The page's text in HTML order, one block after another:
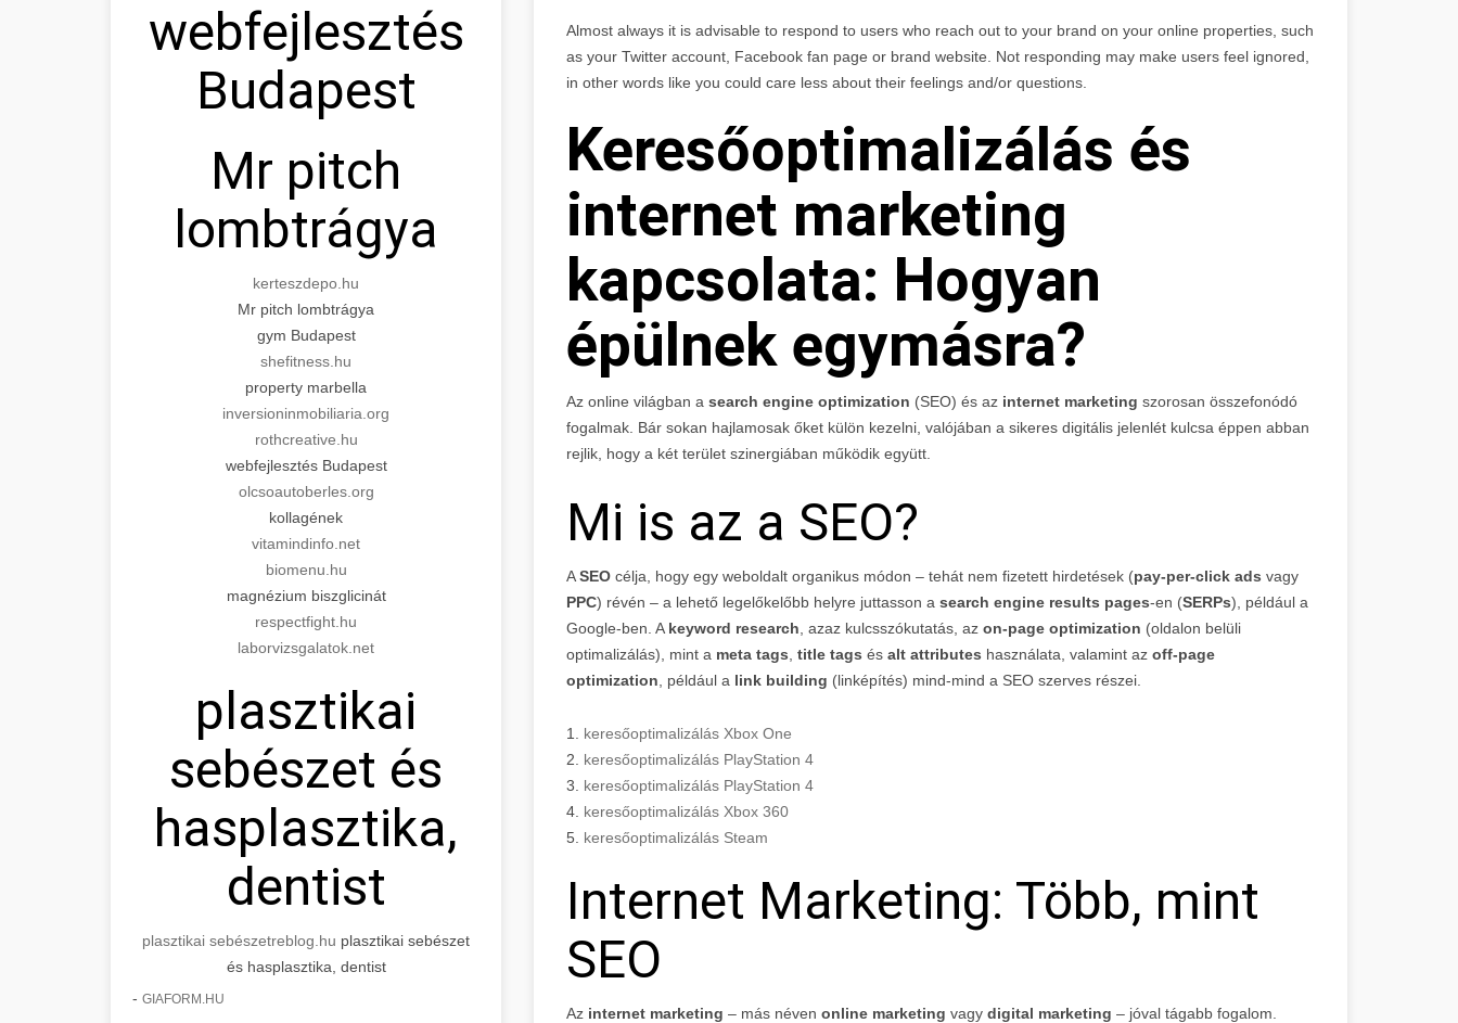
webfejlesztés
Budapest
Mr pitch
lombtrágya
kerteszdepo.hu
Mr pitch lombtrágya
gym Budapest
shefitness.hu
property marbella
inversioninmobiliaria.org
rothcreative.hu
webfejlesztés Budapest
olcsoautoberles.org
kollagének
vitamindinfo.net
biomenu.hu
magnézium biszglicinát
respectfight.hu
laborvizsgalatok.net
plasztikai
sebészet és
hasplasztika,
dentist
plasztikai sebészetreblog.hu plasztikai sebészet
és hasplasztika, dentist
- GIAFORM.HU
Almost always it is advisable to respond to users who reach out to your brand on your online properties, such
as your Twitter account, Facebook fan page or brand website. Not responding may make users feel ignored,
in other words like you could care less about their feelings and/or questions.
Keresőoptimalizálás és
internet marketing
kapcsolata: Hogyan
épülnek egymásra?
Az online világban a search engine optimization (SEO) és az internet marketing szorosan összefonódó
fogalmak. Bár sokan hajlamosak őket külön kezelni, valójában a sikeres digitális jelenlét kulcsa éppen abban
rejlik, hogy a két terület szinergiában működik együtt.
Mi is az a SEO?
ASEO célja, hogy egy weboldalt organikus módon – tehát nem fizetett hirdetések (pay-per-click ads vagy
PPC) révén – a lehető legelőkelőbb helyre juttasson a search engine results pages-en (SERPs), például a
Google-ben. A keyword research , azaz kulcsszókutatás, az on-page optimization (oldalon belüli
optimalizálás), mint a meta tags title tags és alt attributes használata, valamint az off-page
optimization , például a link building (linképítés) mind-mind a SEO szerves részei.
1. keresőoptimalizálás Xbox One
2. keresőoptimalizálás PlayStation 4
3. keresőoptimalizálás PlayStation 4
4. keresőoptimalizálás Xbox 360
5. keresőoptimalizálás Steam
Internet Marketing: Több, mint
SEO
Az internet marketing – más néven online marketing vagy digital marketing – jóval tágabb fogalom.